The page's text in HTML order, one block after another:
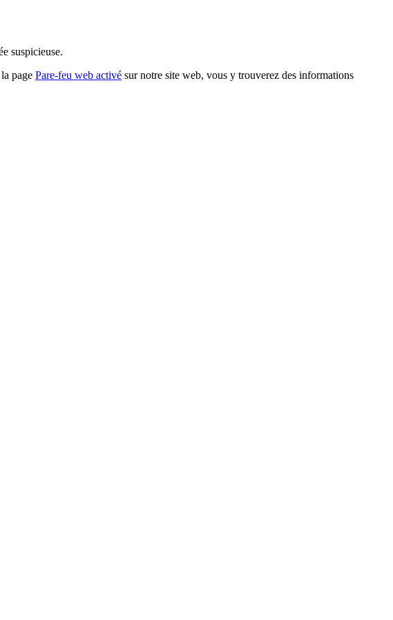
suspicieuse.
page Pare-feu web activé sur notre site web, vous y trouverez des informations